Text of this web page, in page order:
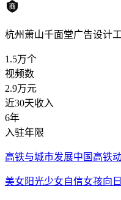
杭州萧山千面堂广告设计
1.5万个
视频数
2.9万元
近30天收入
6年
入驻年限
高铁与城市发展中国高铁
美女阳光少女自信女孩向